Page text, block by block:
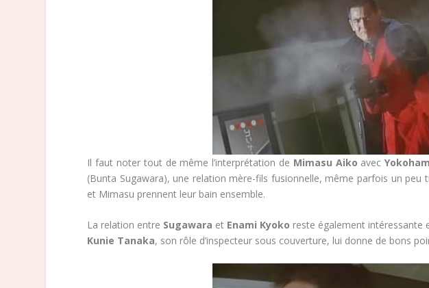
Il faut noter tout de même l’interprétation de Mimasu Aiko avec
(Bunta Sugawara), une relation mère-fils fusionnelle, même parfois un peu
et Mimasu prennent leur bain ensemble.
La relation entre Sugawara et Enami Kyoko reste également
Kunie Tanaka, son rôle d’inspecteur sous couverture, lui donne de bons